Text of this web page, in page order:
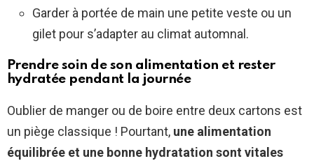
Garder à portée de main une petite veste ou un
gilet pour s’adapter au climat automnal.
Prendre soin de son alimentation et rester
hydratée pendant la journée
Oublier de manger ou de boire entre deux cartons est
un piège classique ! Pourtant, une alimentation
équilibrée et une bonne hydratation sont vitales